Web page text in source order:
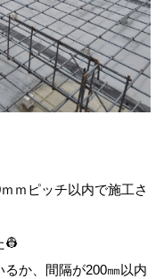
ｍピッチ以内で施工さ
👷
か、間隔が200㎜以内